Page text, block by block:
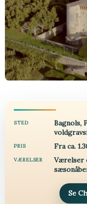
STED
Bagnols,
PRIS Fra ca.
VÆRELSER
Værelser
Se